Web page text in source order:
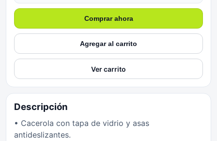
Comprar ahora
Agregar al carrito
Ver carrito
Descripción
• Cacerola con tapa de vidrio y asas
antideslizantes.